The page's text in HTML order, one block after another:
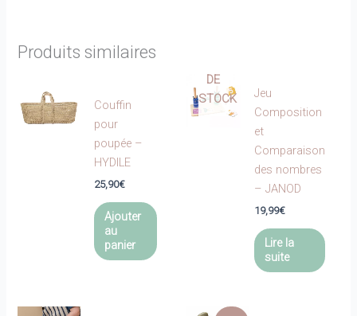
Produits similaires
Couffin
pour
poupée –
HYDILE
25,90€
Ajouter
au
panier
DE
STOCK
Jeu
Composition
et
Comparaison
des nombres
– JANOD
19,99€
Lire la
suite